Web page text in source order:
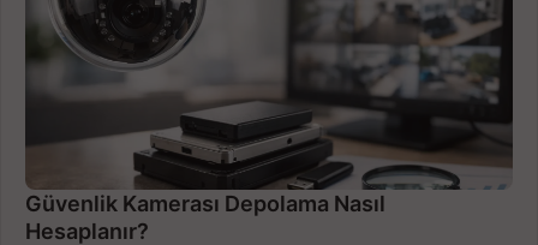
Güvenlik Kamerası Depolama Nasıl
Hesaplanır?